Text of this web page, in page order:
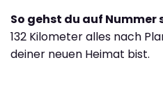
So gehst du auf Nummer
132 Kilometer alles nach
deiner neuen Heimat bist.